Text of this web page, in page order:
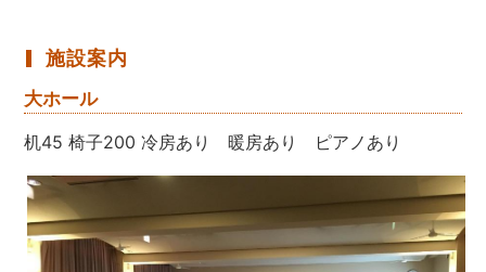
施設案内
大ホール
机45 椅子200 冷房あり 暖房あり ピアノあり